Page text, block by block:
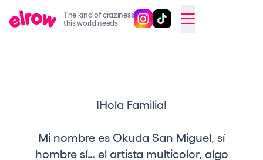
The kind of craziness
this world needs
Sigue @elrowofficial en
Sigue @elrowofficial en
SWITCH TO ENGLISH
elrow Town 2026
elrow Island 2026
¡Hola Familia!
Mi nombre es Okuda San Miguel, sí
hombre sí… el artista multicolor, algo